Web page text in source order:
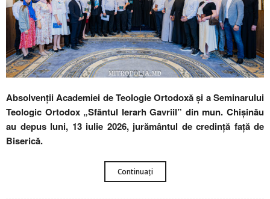
Absolvenții Academiei de Teologie Ortodoxă și a Seminarului
Teologic Ortodox „Sfântul Ierarh Gavriil” din mun. Chișinău
au depus luni, 13 iulie 2026, jurământul de credință față de
Biserică.
Continuați